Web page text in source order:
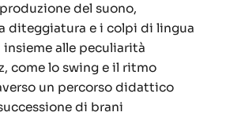
del suono,
diteggiatura e i colpi di lingua
alle peculiarità
come lo swing e il ritmo
un percorso didattico
di brani